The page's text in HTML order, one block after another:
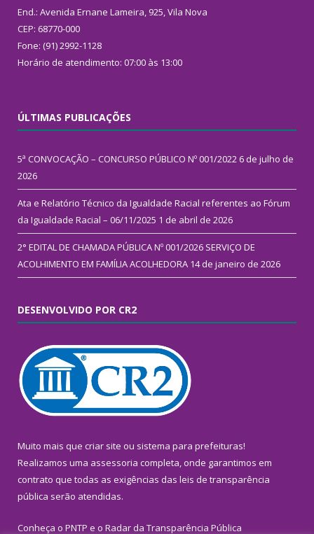
End.: Avenida Ernane Lameira, 925, Vila Nova
CEP: 68770-000
Fone: (91) 2992-1128
Horário de atendimento: 07:00 às 13:00
ÚLTIMAS PUBLICAÇÕES
5ª CONVOCAÇÃO – CONCURSO PÚBLICO Nº 001/2022 6 de julho de
2026
Ata e Relatório Técnico da Igualdade Racial referentes ao Fórum
da Igualdade Racial – 06/11/2025 1 de abril de 2026
2° EDITAL DE CHAMADA PÚBLICA Nº 001/2026 SERVIÇO DE
ACOLHIMENTO EM FAMÍLIA ACOLHEDORA 14 de janeiro de 2026
DESENVOLVIDO POR CR2
Muito mais que criar site ou sistema para prefeituras!
Realizamos uma assessoria completa, onde garantimos em
contrato que todas as exigências das leis de transparência
pública serão atendidas.
Conheça o PNTP e o Radar da Transparência Pública